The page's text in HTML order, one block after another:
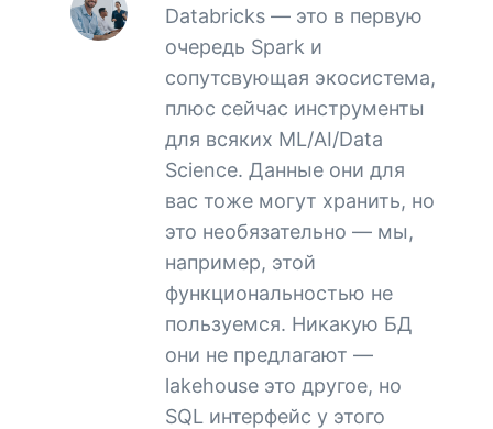
Databricks — это в первую
очередь Spark и
сопутсвующая экосистема,
плюс сейчас инструменты
для всяких ML/AI/Data
Science. Данные они для
вас тоже могут хранить, но
это необязательно — мы,
например, этой
функциональностью не
пользуемся. Никакую БД
они не предлагают —
lakehouse это другое, но
SQL интерфейс у этого